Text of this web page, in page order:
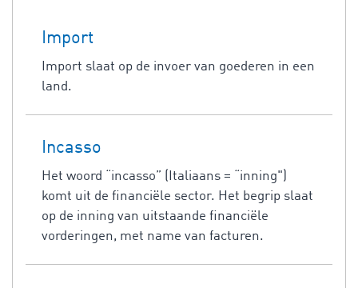
Import
Import slaat op de invoer van goederen in een
land.
Incasso
Het woord “incasso” (Italiaans = “inning")
komt uit de financiële sector. Het begrip slaat
op de inning van uitstaande financiële
vorderingen, met name van facturen.